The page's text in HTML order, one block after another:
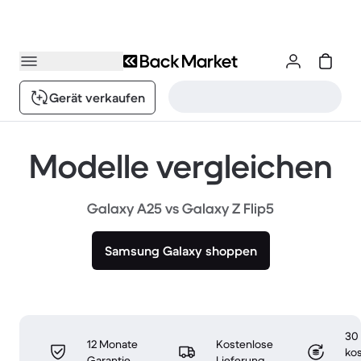
Gerät verkaufen
Modelle vergleichen
Galaxy A25 vs Galaxy Z Flip5
Samsung Galaxy shoppen
12 Monate
Kostenlose
30